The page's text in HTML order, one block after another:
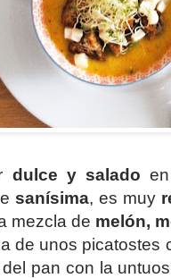
dulce y salado
sanísima, es muy
mezcla de melón,
de unos picatostes
pan con la